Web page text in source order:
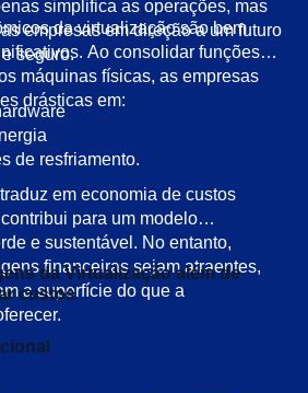
simplifica as operações, mas
empresas em direção a um futuro
seguro.
da virtualização são bem
Ao consolidar funções
máquinas físicas, as empresas
drásticas em:
de resfriamento.
em economia de custos
para um modelo
e sustentável. No entanto,
financeiras sejam atraentes,
a superfície do que a
da Virtualização além de
custos